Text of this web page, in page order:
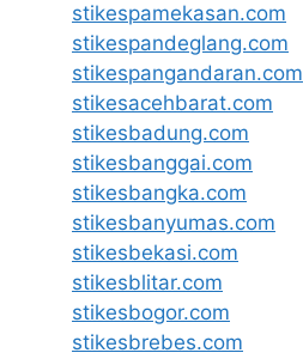
stikespamekasan.com
stikespandeglang.com
stikespangandaran.com
stikesacehbarat.com
stikesbadung.com
stikesbanggai.com
stikesbangka.com
stikesbanyumas.com
stikesbekasi.com
stikesblitar.com
stikesbogor.com
stikesbrebes.com